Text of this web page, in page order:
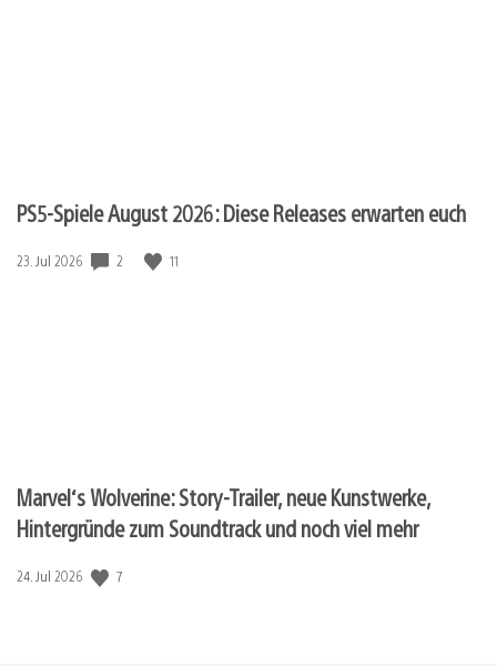
PS5-Spiele August 2026: Diese Releases erwarten euch
Veröffentlichungsdatum:
23. Jul 2026 2 11
Marvel‘s Wolverine: Story-Trailer, neue Kunstwerke,
Hintergründe zum Soundtrack und noch viel mehr
Veröffentlichungsdatum:
24. Jul 2026 7